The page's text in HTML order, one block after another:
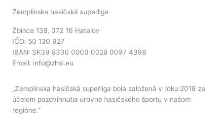
Zemplínska hasičská superliga
Žbince 138, 072 16 Hatalov
IČO: 50 130 927
IBAN: SK39 8330 0000 0028 0097 4398
Email: info@zhsl.eu
„Zemplínska hasičská superliga bola založená v roku 2016 za
účelom pozdvihnutia úrovne hasičského športu v našom
regióne.“